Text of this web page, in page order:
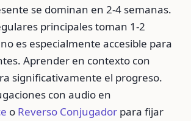
se dominan en 2-4 semanas.
principales toman 1-2
es especialmente accesible para
Aprender en contexto con
significativamente el progreso.
con audio en
o Reverso Conjugador para fijar